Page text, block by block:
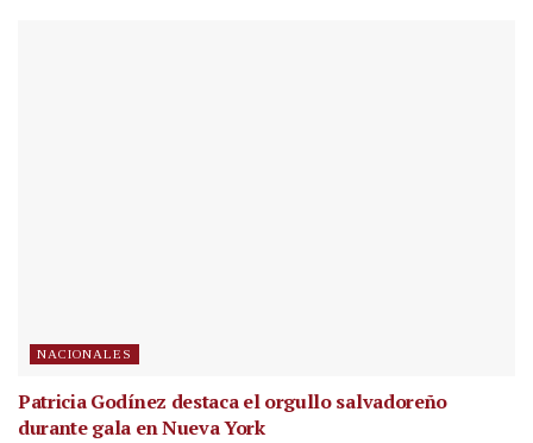
NACIONALES
Patricia Godínez destaca el orgullo salvadoreño
durante gala en Nueva York